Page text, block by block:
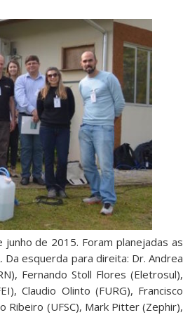
de 2015. Foram planejadas as
esquerda para direita: Dr. Andrea
Fernando Stoll Flores (Eletrosul),
Claudio Olinto (FURG), Francisco
Ribeiro (UFSC), Mark Pitter (Zephir),